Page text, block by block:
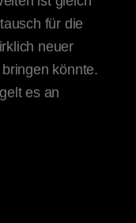
für die
neuer
könnte.
es an